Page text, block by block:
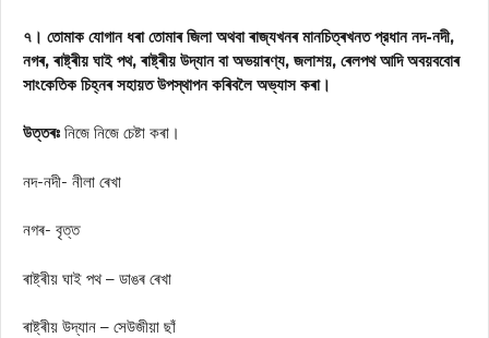
৭। তোমাক যোগান ধৰা তোমাৰ জিলা অথবা ৰাজ্যখনৰ মানচিত্ৰখনত প্রধান নদ-নদী,
নগৰ, ৰাষ্ট্ৰীয় ঘাই পথ, ৰাষ্ট্ৰীয় উদ্যান বা অভয়াৰণ্য, জলাশয়, ৰেলপথ আদি অবয়ববোৰ
সাংকেতিক চিহ্নৰ সহায়ত উপস্থাপন কৰিবলৈ অভ্যাস কৰা।
উত্তৰঃ নিজে নিজে চেষ্টা কৰা।
নদ-নদী- নীলা ৰেখা
নগৰ- বৃত্ত
ৰাষ্ট্ৰীয় ঘাই পথ – ডাঙৰ ৰেখা
ৰাষ্ট্ৰীয় উদ্যান – সেউজীয়া ছাঁ